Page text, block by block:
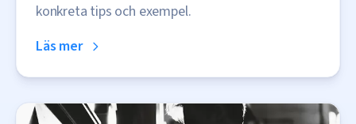
konkreta tips och exempel.
Läs mer